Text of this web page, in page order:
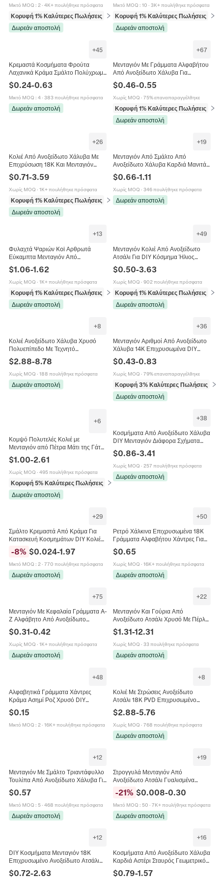
Μικτό MOQ : 2· 4K+ πουλήθηκε πρόσφατα
Κορυφή 1% Καλύτερες Πωλήσεις
σε Μπρελόκ (γούρια)
Δωρεάν αποστολή
Μικτό MOQ : 10 · 3K+ πουλήθηκε πρόσφατα
Κορυφή 1% Καλύτερες Πωλήσεις
σε
Δωρεάν αποστολή
+45
Κρεμαστά Κοσμήματα Φρούτα
Λαχανικά Κράμα Σμάλτο Πολύχρωμα
Μίνι Μενταγιόν Αξεσουάρ DIY Για
Σκουλαρίκια Κολιέ
$0.24-0.63
Μικτό MOQ : 4· 383 πουλήθηκε πρόσφατα
Δωρεάν αποστολή
+67
Μενταγιόν Με Γράμματα Αλφαβήτου
Από Ανοξείδωτο Χάλυβα Για
Κατασκευή Κοσμημάτων DIY Κολιέ
Βραχιόλι Γούρια Αρχικά Γράμματα
$0.46-0.55
Χωρίς MOQ · 75% επαναπαραγγέλθηκε
Κορυφή 1% Καλύτερες Πωλήσεις
σε
Δωρεάν αποστολή
+26
Κολιέ Από Ανοξείδωτο Χάλυβα Με
Επιχρύσωση 18Κ Και Μενταγιόν
Ζιργκόν Μόδα Κοσμήματα Για
Γυναίκες Κομψή Αισθητική
$0.71-3.59
Χωρίς MOQ · 1K+ πουλήθηκε πρόσφατα
Κορυφή 1% Καλύτερες Πωλήσεις
σε Κολιέ
Δωρεάν αποστολή
+19
Μενταγιόν Από Σμάλτο Από
Ανοξείδωτο Χάλυβα Καρδιά Μανιτάρι
Φίδι Αστέρι Φεγγάρι DIY Κοσμήματα
Charms Για Κολιέ Σκουλαρίκια
$0.66-1.11
Χωρίς MOQ · 346 πουλήθηκε πρόσφατα
Δωρεάν αποστολή
+13
Φυλαχτά Ψαριών Koi Αρθρωτά
Εύκαμπτα Μενταγιόν Από
Κοσμημάτων DIY Κολιέ Βραχιόλια
Σκουλαρίκια
$1.06-1.62
Χωρίς MOQ · 1K+ πουλήθηκε πρόσφατα
Κορυφή 1% Καλύτερες Πωλήσεις
σε Μπρελόκ (γούρια)
Δωρεάν αποστολή
+49
Μενταγιόν Κολιέ Από Ανοξείδωτο
Ατσάλι Για DIY Κόσμημα Ήλιος
Επιχρυσωμένο 18K Ζιργκόν Vintage
$0.50-3.63
Χωρίς MOQ · 902 πουλήθηκε πρόσφατα
Κορυφή 1% Καλύτερες Πωλήσεις
σε
Δωρεάν αποστολή
+8
Κολιέ Ανοξείδωτο Χάλυβα Χρυσό
Πολυεπίπεδο Με Τεχνητό
Μαργαριτάρι Κεραμικό Ψάρι Καρδιά
Τσίλι Boho Chic Κοσμήματα Για
Γυναίκες
$2.88-8.78
Χωρίς MOQ · 188 πουλήθηκε πρόσφατα
Δωρεάν αποστολή
+36
Μενταγιόν Αριθμοί Από Ανοξείδωτο
Χάλυβα 14K Επιχρυσωμένα DIY
Κοσμήματα Μικρές Φιγούρες Για
Κολιέ Βραχιόλια Αξεσουάρ
$0.43-0.83
Χωρίς MOQ · 79% επαναπαραγγέλθηκε
Κορυφή 3% Καλύτερες Πωλήσεις
Δωρεάν αποστολή
+6
Κομψό Πολυτελές Κολιέ με
Μενταγιόν από Πέτρα Μάτι της Γάτας
Γεωμετρικό Πλανήτης Κρόνος Κολιέ
για Γυναίκες Μόδα Κοσμήματα
$1.00-2.61
Χωρίς MOQ · 495 πουλήθηκε πρόσφατα
Κορυφή 5% Καλύτερες Πωλήσεις
σε Κολιέ
Δωρεάν αποστολή
+38
Κοσμήματα Από Ανοξείδωτο Χάλυβα
DIY Μενταγιόν Διάφορα Σχήματα
Επιχρυσωμένο 18Κ Για Αξεσουάρ
Κατασκευής Κολιέ Και Βραχιολιών
$0.86-3.41
Χωρίς MOQ · 257 πουλήθηκε πρόσφατα
Δωρεάν αποστολή
+29
Σμάλτο Κρεμαστά Από Κράμα Για
Κατασκευή Κοσμημάτων DIY Κολιέ
Βραχιόλια Μπρελόκ Φρούτα Ζώα
Σχέδια Διακοπών Μίξη Πολύχρωμα
-8% $0.024-1.97
Μικτό MOQ : 2· 770 πουλήθηκε πρόσφατα
Δωρεάν αποστολή
+50
Ρετρό Χάλκινα Επιχρυσωμένα 18K
Γράμματα Αλφαβήτου Χάντρες Για
Κατασκευή Κοσμημάτων DIY Κολιέ
Βραχιόλι Στυλ Μπαλόνι
$0.65
Χωρίς MOQ · 16K+ πουλήθηκε πρόσφατα
Δωρεάν αποστολή
+75
Μενταγιόν Με Κεφαλαία Γράμματα A-
Z Αλφάβητο Από Ανοξείδωτο
Χάλυβα 304 Γυαλισμένο Charms
Αξεσουάρ Κατασκευής Κοσμημάτων
DIY
$0.31-0.42
Χωρίς MOQ · 1K+ πουλήθηκε πρόσφατα
Δωρεάν αποστολή
+22
Μενταγιόν Και Γούρια Από
Ανοξείδωτο Ατσάλι Χρυσό Με Πέρλα
Κοχύλι Ήλιο Αστέρι Για Κατασκευή
Κολιέ DIY Αδιάβροχο
$1.31-12.31
Χωρίς MOQ · 33 πουλήθηκε πρόσφατα
Δωρεάν αποστολή
+48
Αλφαβητικά Γράμματα Χάντρες
Κράμα Ασημί Ροζ Χρυσό DIY
Κολιέ
$0.15
Μικτό MOQ : 2· 16K+ πουλήθηκε πρόσφατα
+8
Κολιέ Με Στρώσεις Ανοξείδωτο
Ατσάλι 18K PVD Επιχρυσωμένο
Κεραυνός Ζιργκόν Ρετρό Γυναικείο
Κομψό
$2.88-5.76
Χωρίς MOQ · 768 πουλήθηκε πρόσφατα
Δωρεάν αποστολή
+12
Μενταγιόν Με Σμάλτο Τριαντάφυλλο
Τουλίπα Από Ανοξείδωτο Χάλυβα Για
Κατασκευή Κοσμημάτων DIY Κολιέ
Σκουλαρίκια Vintage
$0.57
Μικτό MOQ : 5· 468 πουλήθηκε πρόσφατα
Δωρεάν αποστολή
+19
Στρογγυλά Μενταγιόν Από
Ανοξείδωτο Ατσάλι Γυαλισμένα
Στοιχεία Κύκλου Για Κατασκευή
Κοσμημάτων DIY Κολιέ Βραχιόλια
Αξεσουάρ
-21% $0.008-0.30
Μικτό MOQ : 50 · 7K+ πουλήθηκε πρόσφατα
Δωρεάν αποστολή
+12
DIY Κοσμήματα Μενταγιόν 18K
Επιχρυσωμένο Ανοξείδωτο Ατσάλι
Μαργαριτάρι Ζιργκόν Vintage Μόδα
$0.72-2.63
+16
Κοσμήματα Από Ανοξείδωτο Χάλυβα
Καρδιά Αστέρι Σταυρός Γεωμετρικό
Κολιέ Αλυσίδα Ποδιού Γυναικεία
$0.79-1.57